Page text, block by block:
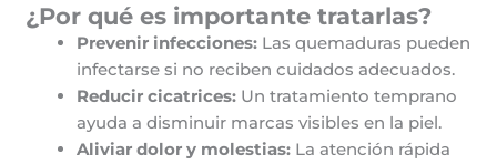
¿Por qué es importante tratarlas?
Prevenir infecciones:Las quemaduras pueden
infectarse si no reciben cuidados adecuados.
Reducir cicatrices:Un tratamiento temprano
ayuda a disminuir marcas visibles en la piel.
Aliviar dolor y molestias:La atención rápida